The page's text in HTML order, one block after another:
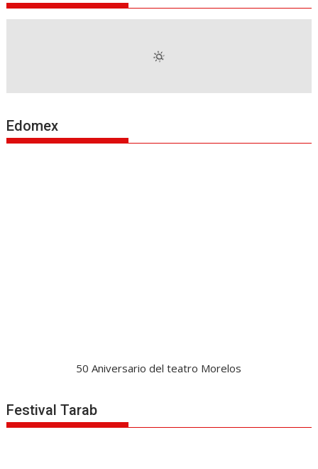
Edomex
50 Aniversario del teatro Morelos
Festival Tarab